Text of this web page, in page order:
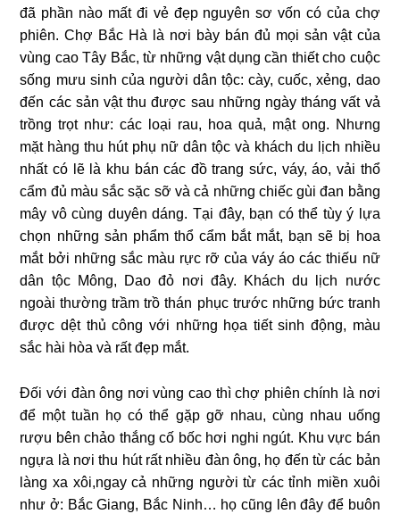
đã phần nào mất đi vẻ đẹp nguyên sơ vốn có của chợ
phiên. Chợ Bắc Hà là nơi bày bán đủ mọi sản vật của
vùng cao Tây Bắc, từ những vật dụng cần thiết cho cuộc
sống mưu sinh của người dân tộc: cày, cuốc, xẻng, dao
đến các sản vật thu được sau những ngày tháng vất vả
trồng trọt như: các loại rau, hoa quả, mật ong. Nhưng
mặt hàng thu hút phụ nữ dân tộc và khách du lịch nhiều
nhất có lẽ là khu bán các đồ trang sức, váy, áo, vải thổ
cẩm đủ màu sắc sặc sỡ và cả những chiếc gùi đan bằng
mây vô cùng duyên dáng. Tại đây, bạn có thể tùy ý lựa
chọn những sản phẩm thổ cẩm bắt mắt, bạn sẽ bị hoa
mắt bởi những sắc màu rực rỡ của váy áo các thiếu nữ
dân tộc Mông, Dao đỏ nơi đây. Khách du lịch nước
ngoài thường trầm trồ thán phục trước những bức tranh
được dệt thủ công với những họa tiết sinh động, màu
sắc hài hòa và rất đẹp mắt.
Đối với đàn ông nơi vùng cao thì chợ phiên chính là nơi
để một tuần họ có thể gặp gỡ nhau, cùng nhau uống
rượu bên chảo thắng cố bốc hơi nghi ngút. Khu vực bán
ngựa là nơi thu hút rất nhiều đàn ông, họ đến từ các bản
làng xa xôi,ngay cả những người từ các tỉnh miền xuôi
như ở: Bắc Giang, Bắc Ninh… họ cũng lên đây để buôn